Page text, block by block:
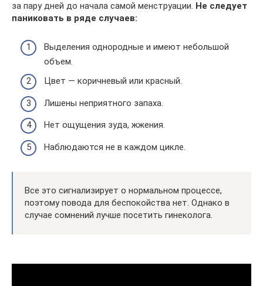
за пару дней до начала самой менструации. Не следует
паниковать в ряде случаев:
Выделения однородные и имеют небольшой
объем.
Цвет — коричневый или красный.
Лишены неприятного запаха.
Нет ощущения зуда, жжения.
Наблюдаются не в каждом цикле.
Все это сигнализирует о нормальном процессе,
поэтому повода для беспокойства нет. Однако в
случае сомнений лучше посетить гинеколога.